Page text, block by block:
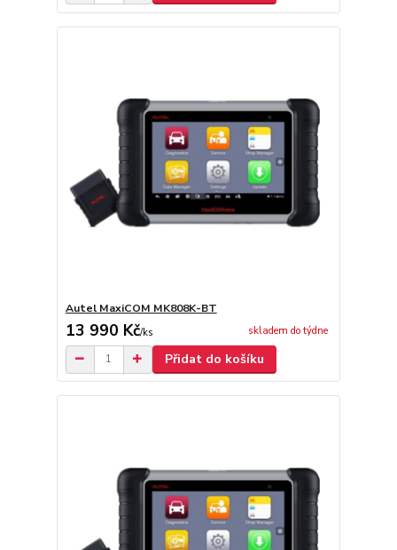
Autel MaxiCOM MK808K-BT
13 990 Kč/ks skladem do týdne
Přidat do košíku